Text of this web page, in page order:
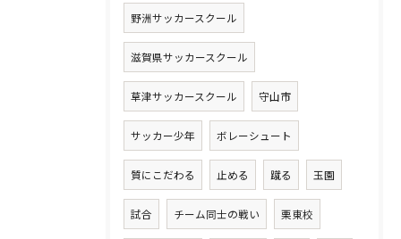
野洲サッカースクール
滋賀県サッカースクール
草津サッカースクール 守山市
サッカー少年 ボレーシュート
質にこだわる 止める 蹴る 玉園
試合 チーム同士の戦い 栗東校